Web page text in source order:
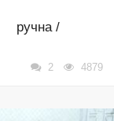
ручна /
2 4879